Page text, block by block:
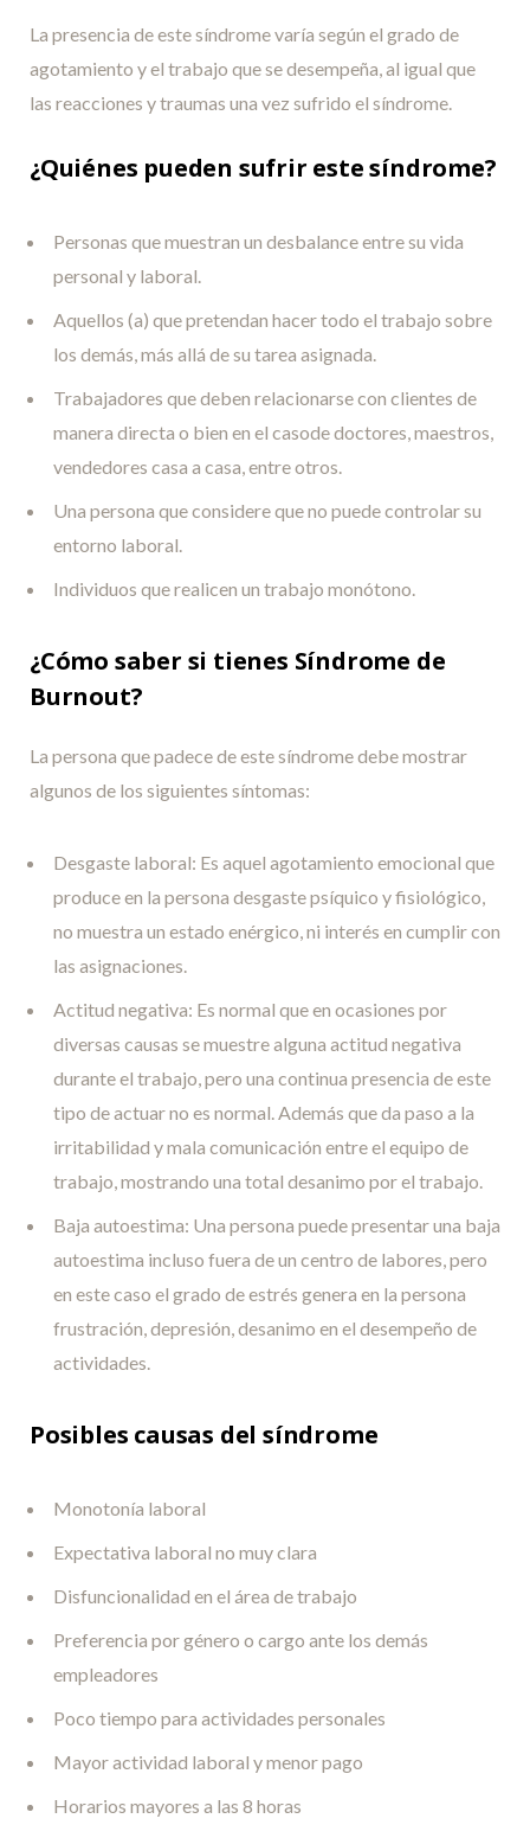
La presencia de este síndrome varía según el grado de
agotamiento y el trabajo que se desempeña, al igual que
las reacciones y traumas una vez sufrido el síndrome.
¿Quiénes pueden sufrir este síndrome?
Personas que muestran un desbalance entre su vida
personal y laboral.
Aquellos (a) que pretendan hacer todo el trabajo sobre
los demás, más allá de su tarea asignada.
Trabajadores que deben relacionarse con clientes de
manera directa o bien en el casode doctores, maestros,
vendedores casa a casa, entre otros.
Una persona que considere que no puede controlar su
entorno laboral.
Individuos que realicen un trabajo monótono.
¿Cómo saber si tienes Síndrome de
Burnout?
La persona que padece de este síndrome debe mostrar
algunos de los siguientes síntomas:
Desgaste laboral: Es aquel agotamiento emocional que
produce en la persona desgaste psíquico y fisiológico,
no muestra un estado enérgico, ni interés en cumplir con
las asignaciones.
Actitud negativa: Es normal que en ocasiones por
diversas causas se muestre alguna actitud negativa
durante el trabajo, pero una continua presencia de este
tipo de actuar no es normal. Además que da paso a la
irritabilidad y mala comunicación entre el equipo de
trabajo, mostrando una total desanimo por el trabajo.
Baja autoestima: Una persona puede presentar una baja
autoestima incluso fuera de un centro de labores, pero
en este caso el grado de estrés genera en la persona
frustración, depresión, desanimo en el desempeño de
actividades.
Posibles causas del síndrome
Monotonía laboral
Expectativa laboral no muy clara
Disfuncionalidad en el área de trabajo
Preferencia por género o cargo ante los demás
empleadores
Poco tiempo para actividades personales
Mayor actividad laboral y menor pago
Horarios mayores a las 8 horas